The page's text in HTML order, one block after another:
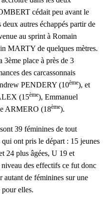
cédait peu avant le
autres échappés partir de
au sprint à Romain
MARTY de quelques mètres.
place à près de 3
des carcassonnais
PENDERY (10ème), et
(15ème), Emmanuel
ARMERO (18ème).
39 féminines de tout
ont pris le départ : 15 jeunes
24 plus âgées, U 19 et
des effectifs ce fut donc
autant de féminines sur une
elles.